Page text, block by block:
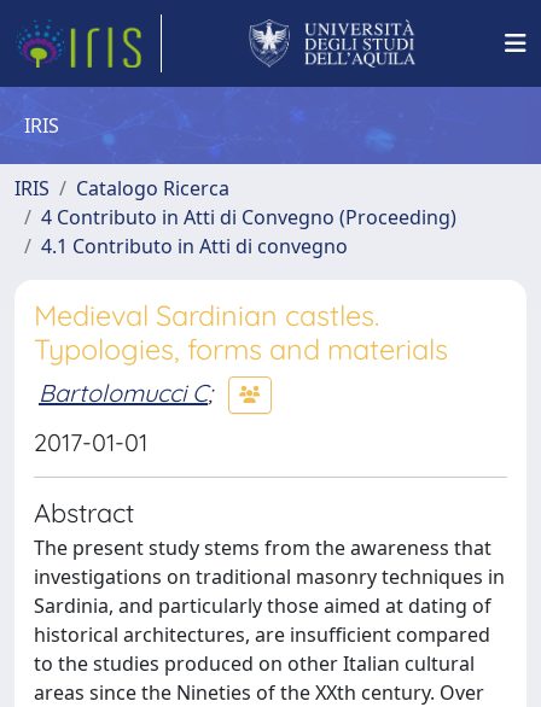
IRIS
IRIS
Catalogo Ricerca
4 Contributo in Atti di Convegno (Proceeding)
4.1 Contributo in Atti di convegno
Medieval Sardinian castles.
Typologies, forms and materials
Bartolomucci C;
2017-01-01
Abstract
The present study stems from the awareness that
investigations on traditional masonry techniques in
Sardinia, and particularly those aimed at dating of
historical architectures, are insufficient compared
to the studies produced on other Italian cultural
areas since the Nineties of the XXth century. Over